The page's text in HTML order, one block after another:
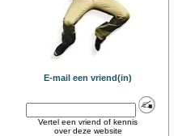
E-mail een vriend(in)
Vertel een vriend of kennis
over deze website